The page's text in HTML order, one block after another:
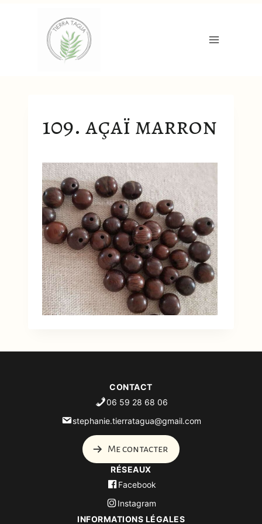
109. açaï marron
INFORMATIONS LÉGALES
RÉSEAUX
Facebook
Instagram
CONTACT
06 59 28 68 06
stephanie.tierratagua@gmail.com
Me contacter